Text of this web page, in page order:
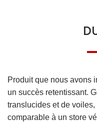
Produit que nous avons
un succès retentissant.
translucides et de
comparable à un store